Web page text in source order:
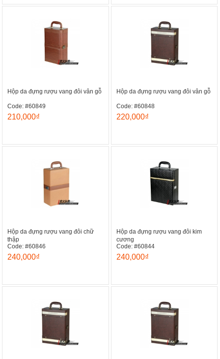
Hộp da đựng rượu vang đôi vân gỗ
Code: #60849
210,000₫
Hộp da đựng rượu vang đôi vân gỗ
Code: #60848
220,000₫
Hộp da đựng rượu vang đôi chữ
thập
Code: #60846
240,000₫
Hộp da đựng rượu vang đôi kim
cương
Code: #60844
240,000₫